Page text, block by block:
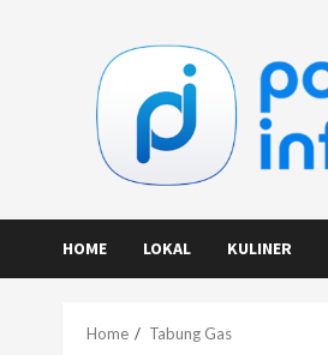
HOME LOKAL KULINER
Home Tabung Gas